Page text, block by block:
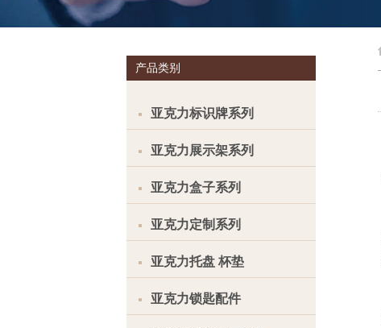
产品类别
亚克力标识牌系列
亚克力展示架系列
亚克力盒子系列
亚克力定制系列
亚克力托盘 杯垫
亚克力锁匙配件